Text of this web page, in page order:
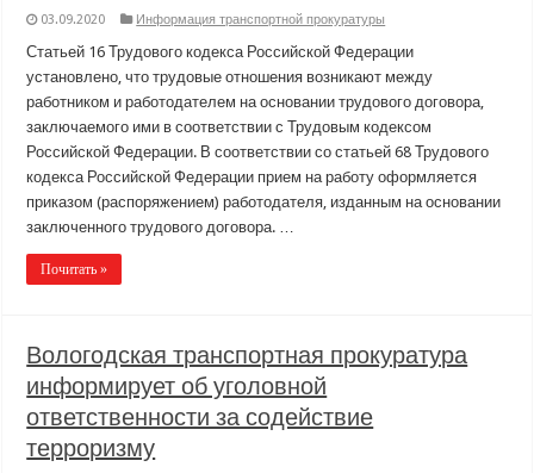
03.09.2020 Информация транспортной прокуратуры
Статьей 16 Трудового кодекса Российской Федерации
установлено, что трудовые отношения возникают между
работником и работодателем на основании трудового договора,
заключаемого ими в соответствии с Трудовым кодексом
Российской Федерации. В соответствии со статьей 68 Трудового
кодекса Российской Федерации прием на работу оформляется
приказом (распоряжением) работодателя, изданным на основании
заключенного трудового договора. …
Почитать »
Вологодская транспортная прокуратура
информирует об уголовной
ответственности за содействие
терроризму